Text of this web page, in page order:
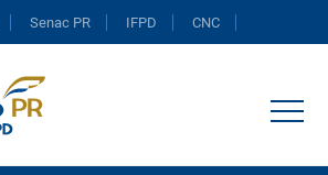
Senac PR IFPD CNC